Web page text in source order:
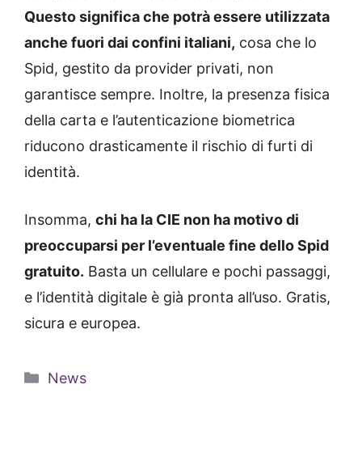
Questo significa che potrà essere utilizzata
anche fuori dai confini italiani, cosa che lo
Spid, gestito da provider privati, non
garantisce sempre. Inoltre, la presenza fisica
della carta e l’autenticazione biometrica
riducono drasticamente il rischio di furti di
identità.
Insomma, chi ha la CIE non ha motivo di
preoccuparsi per l’eventuale fine dello Spid
gratuito. Basta un cellulare e pochi passaggi,
e l’identità digitale è già pronta all’uso. Gratis,
sicura e europea.
Categorie
News